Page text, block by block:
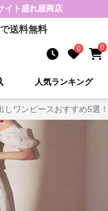
イト盛れ服商店
送料無料
0 0
人気ランキング
しワンピースおすすめ5選